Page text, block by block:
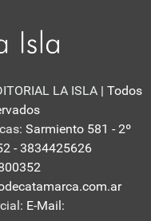
LA ISLA | Todos
Sarmiento 581 - 2º
- 3834425626
E-Mail: